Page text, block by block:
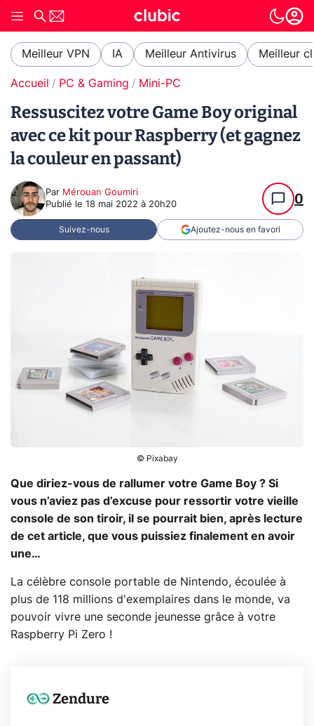
Meilleur VPN IA Meilleur Antivirus Meilleur
Accueil PC & Gaming Mini-PC
Ressuscitez votre Game Boy original
avec ce kit pour Raspberry (et gagnez
la couleur en passant)
Par Mérouan Goumiri
Publié le 18 mai 2022 à 20h20 0
Suivez-nous Ajoutez-nous en favori
© Pixabay
Que diriez-vous de rallumer votre Game Boy ? Si
vous n’aviez pas d’excuse pour ressortir votre vieille
console de son tiroir, il se pourrait bien, après lecture
de cet article, que vous puissiez finalement en avoir
une…
La célèbre console portable de Nintendo, écoulée à
plus de 118 millions d'exemplaires dans le monde, va
pouvoir vivre une seconde jeunesse grâce à votre
Raspberry Pi Zero !
Zendure